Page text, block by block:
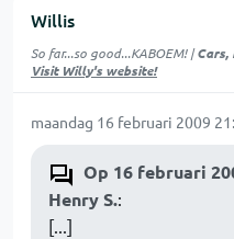
Willis
So far...so good...KABOEM! |
Visit Willy's website!
maandag 16 februari 2009
Op 16 februari
Henry S.:
[...]